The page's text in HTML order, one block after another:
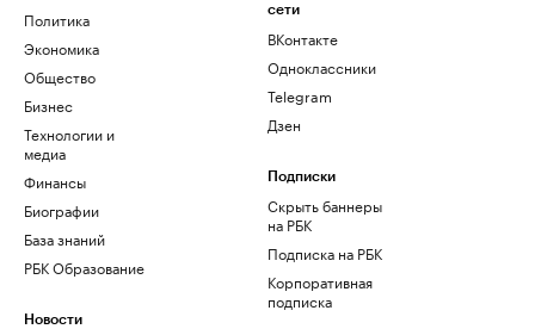
Политика
Экономика
Общество
Бизнес
Технологии и
медиа
Финансы
Биографии
База знаний
РБК Образование
Новости
сети
ВКонтакте
Одноклассники
Telegram
Дзен
Подписки
Скрыть баннеры
на РБК
Подписка на РБК
Корпоративная
подписка